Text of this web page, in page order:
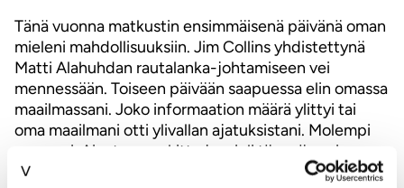
Tänä vuonna matkustin ensimmäisenä päivänä oman
mieleni mahdollisuuksiin. Jim Collins yhdistettynä
Matti Alahuhdan rautalanka-johtamiseen vei
mennessään. Toiseen päivään saapuessa elin omassa
maailmassani. Joko informaation määrä ylittyi tai
oma maailmani otti ylivallan ajatuksistani. Molempi
parempi. Aivot on ruokittu ja mieli täynnä uusi
ideoita. Ajatus lentää edellisiä päiviä vahvemmin.